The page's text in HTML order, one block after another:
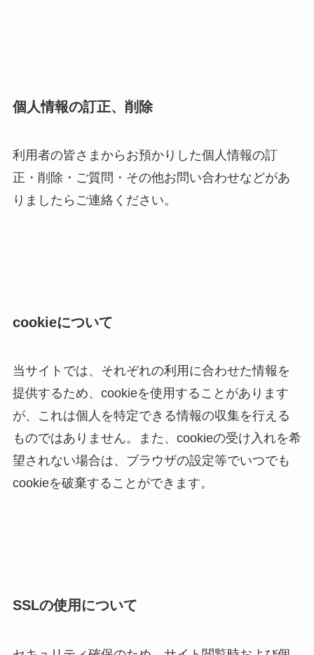
個人情報の訂正、削除
利用者の皆さまからお預かりした個人情報の訂
正・削除・ご質問・その他お問い合わせなどがあ
りましたらご連絡ください。
cookieについて
当サイトでは、それぞれの利用に合わせた情報を
提供するため、cookieを使用することがあります
が、これは個人を特定できる情報の収集を行える
ものではありません。また、cookieの受け入れを希
望されない場合は、ブラウザの設定等でいつでも
cookieを破棄することができます。
SSLの使用について